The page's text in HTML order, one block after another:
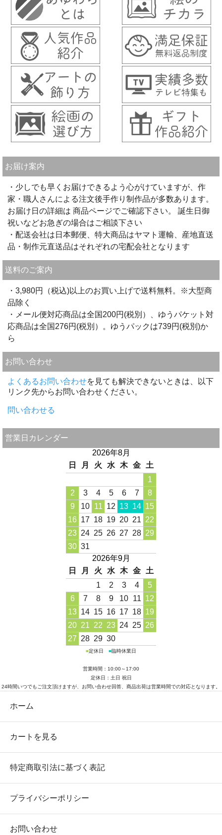
お届け案内
・少しでも早くお届けできるよう心がけていますが、作
家・職人さんによる注文後手作り制作品が多数あります。
お届け日の詳細は 商品ページでご確認下さい。 誕生日御
祝いなどお急ぎの場合はご相談下さい
・配送会社は日本郵便、特大商品はヤマト運輸、産地直送
品・制作元直送品はそれぞれの宅配会社となります
送料のご案内
・3,980円（税込)以上のお買い上げで送料無料。※大型商
品除く
・メール便対応商品は全国200円(税別）、ゆうパケット対
応商品は全国276円(税別）。ゆうパックは739円(税別)か
ら
お問い合わせ
よくあるお問い合わせを見ても解決できないときは、以下
リンク先からお問い合わせください。
問い合わせる
営業日カレンダー
2026年8月
日
月 火 水 木 金
土
1
2
3 4 5 6 7
8
9
10 11 12 13 14 15
16 17 18 19 20 21 22
23 24 25 26 27 28 29
30 31
2026年9月
日
月 火 水 木 金
土
1
2 3 4
5
6
7 8 9 10 11 12
13 14 15 16 17 18 19
20 21 22 23 24 25 26
27 28 29 30
■定休日 ■臨時休業日
営業時間：10:00～17:00
定休日：土日 祝日
24時間いつでもご注文頂けますが、お問い合わせ回答、商品出荷は営業時間での対応となります。
ホーム
カートを見る
特定商取引法に基づく表記
プライバシーポリシー
お問い合わせ